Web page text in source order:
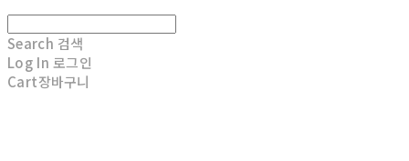
Search 검색
Log In 로그인
Cart장바구니